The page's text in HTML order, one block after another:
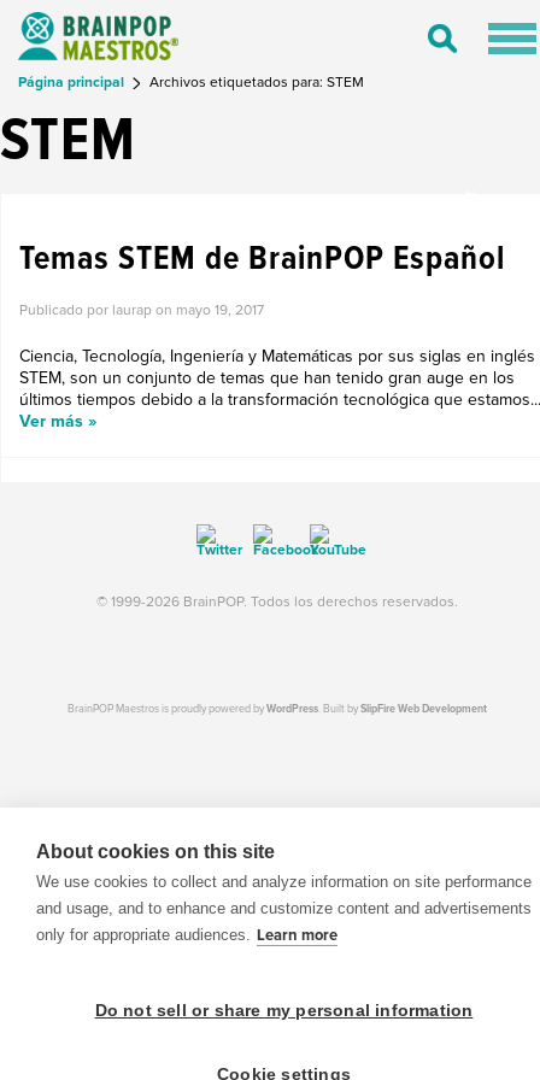
Toggle
Página principal Archivos etiquetados para: STEM
STEM
Temas STEM de BrainPOP Español
Publicado por laurap on mayo 19, 2017
Ciencia, Tecnología, Ingeniería y Matemáticas por sus siglas en inglés
STEM, son un conjunto de temas que han tenido gran auge en los
últimos tiempos debido a la transformación tecnológica que estamos...
Ver más »
© 1999-2026 BrainPOP. Todos los derechos reservados.
BrainPOP Maestros is proudly powered byWordPress. Built bySlipFire Web Development
About cookies on this site
We use cookies to collect and analyze information on site performance
and usage, and to enhance and customize content and advertisements
only for appropriate audiences. Learn more
Do not sell or share my personal information
Cookie settings